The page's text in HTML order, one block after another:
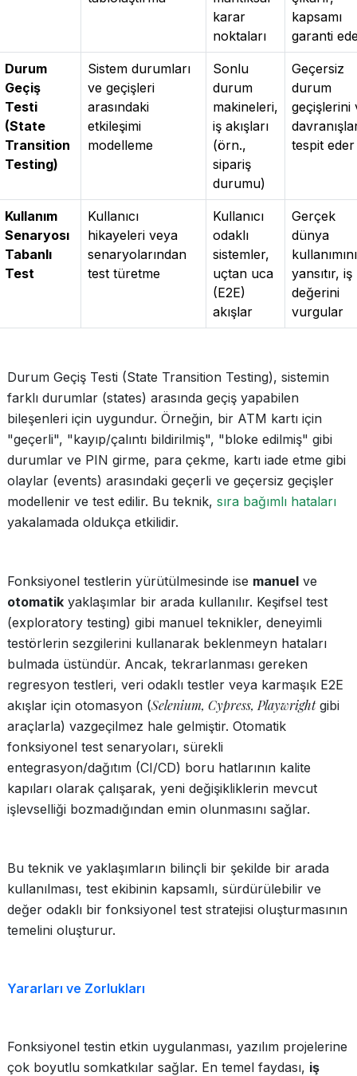
karar
noktaları
kapsamı
garanti
Durum
Geçiş
Testi
(State
Transition
Testing)
Sistem durumları
ve geçişleri
arasındaki
etkileşimi
modelleme
Sonlu
durum
makineleri,
iş akışları
(örn.,
sipariş
durumu)
Geçersiz
durum
geçişlerini
tespit eder
Kullanım
Senaryosı
Tabanlı
Test
Kullanıcı
hikayeleri veya
senaryolarından
test türetme
Kullanıcı
odaklı
sistemler,
uçtan uca
(E2E)
akışlar
Gerçek
dünya
kullanımını
yansıtır, iş
değerini
vurgular
Durum Geçiş Testi (State Transition Testing), sistemin
farklı durumlar (states) arasında geçiş yapabilen
bileşenleri için uygundur. Örneğin, bir ATM kartı için
"geçerli", "kayıp/çalıntı bildirilmiş", "bloke edilmiş" gibi
durumlar ve PIN girme, para çekme, kartı iade etme gibi
olaylar (events) arasındaki geçerli ve geçersiz geçişler
modellenir ve test edilir. Bu teknik, sıra bağımlı hataları
yakalamada oldukça etkilidir.
Fonksiyonel testlerin yürütülmesinde ise manuel ve
otomatik yaklaşımlar bir arada kullanılır. Keşifsel test
(exploratory testing) gibi manuel teknikler, deneyimli
testörlerin sezgilerini kullanarak beklenmeyn hataları
bulmada üstündür. Ancak, tekrarlanması gereken
regresyon testleri, veri odaklı testler veya karmaşık E2E
akışlar için otomasyon (Selenium, Cypress, Playwrightgibi
araçlarla) vazgeçilmez hale gelmiştir. Otomatik
fonksiyonel test senaryoları, sürekli
entegrasyon/dağıtım (CI/CD) boru hatlarının kalite
kapıları olarak çalışarak, yeni değişikliklerin mevcut
işlevselliği bozmadığından emin olunmasını sağlar.
Bu teknik ve yaklaşımların bilinçli bir şekilde bir arada
kullanılması, test ekibinin kapsamlı, sürdürülebilir ve
değer odaklı bir fonksiyonel test stratejisi oluşturmasının
temelini oluşturur.
Yararları ve Zorlukları
Fonksiyonel testin etkin uygulanması, yazılım projelerine
çok boyutlu somkatkılar sağlar. En temel faydası, iş